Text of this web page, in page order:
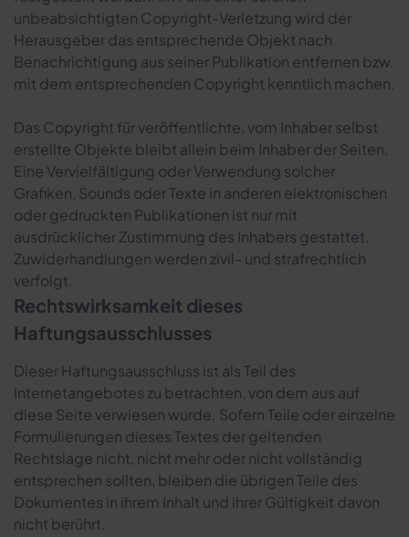
unbeabsichtigten Copyright-Verletzung wird der
Herausgeber das entsprechende Objekt nach
Benachrichtigung aus seiner Publikation entfernen bzw.
mit dem entsprechenden Copyright kenntlich machen.
Das Copyright für veröffentlichte, vom Inhaber selbst
erstellte Objekte bleibt allein beim Inhaber der Seiten.
Eine Vervielfältigung oder Verwendung solcher
Grafiken, Sounds oder Texte in anderen elektronischen
oder gedruckten Publikationen ist nur mit
ausdrücklicher Zustimmung des Inhabers gestattet.
Zuwiderhandlungen werden zivil- und strafrechtlich
verfolgt.
Rechtswirksamkeit dieses
Haftungsausschlusses
Dieser Haftungsausschluss ist als Teil des
Internetangebotes zu betrachten, von dem aus auf
diese Seite verwiesen wurde. Sofern Teile oder einzelne
Formulierungen dieses Textes der geltenden
Rechtslage nicht, nicht mehr oder nicht vollständig
entsprechen sollten, bleiben die übrigen Teile des
Dokumentes in ihrem Inhalt und ihrer Gültigkeit davon
nicht berührt.